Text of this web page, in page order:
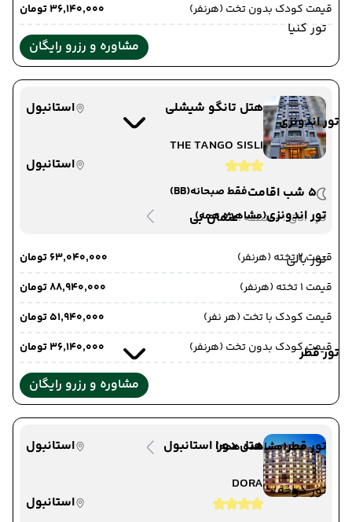
تور کنیا
تور اندونزی
تور اندونزی(مشاهده همه)
تور بالی
تور قطر
تور قطر(مشاهده همه)
تور دوحه
قیمت کودک بدون تخت (هرنفر)
۳۶٬۱۴۰٬۰۰۰ تومان
مشاوره و رزرو رایگان
هتل تانگو شیشلی
استانبول
THE TANGO SISLI
استانبول
5 شب اقامت
فقط صبحانه(BB)
دید اتاق :-منطقه :عثمان بی
قیمت 2 تخته (هرنفر)
۶۳٬۰۴۰٬۰۰۰ تومان
قیمت 1 تخته (هرنفر)
۸۸٬۹۴۰٬۰۰۰ تومان
قیمت کودک با تخت (هر نفر)
۵۱٬۹۴۰٬۰۰۰ تومان
قیمت کودک بدون تخت (هرنفر)
۳۶٬۱۴۰٬۰۰۰ تومان
مشاوره و رزرو رایگان
هتل دورا استانبول
استانبول
DORA
استانبول